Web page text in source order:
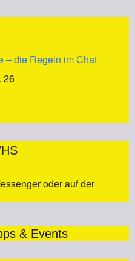
– die Regeln im Chat
26
oder auf der
& Events